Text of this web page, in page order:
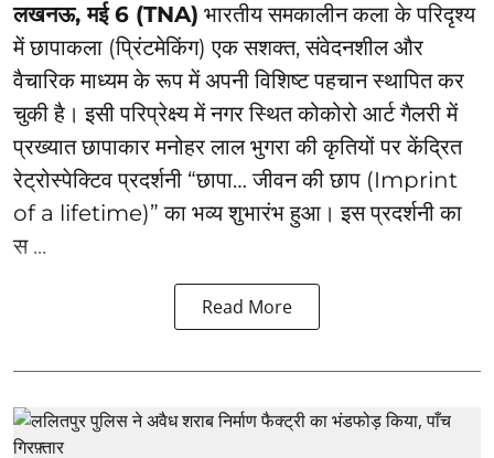
लखनऊ, मई 6 (TNA) भारतीय समकालीन कला के परिदृश्य
में छापाकला (प्रिंटमेकिंग) एक सशक्त, संवेदनशील और
वैचारिक माध्यम के रूप में अपनी विशिष्ट पहचान स्थापित कर
चुकी है। इसी परिप्रेक्ष्य में नगर स्थित कोकोरो आर्ट गैलरी में
प्रख्यात छापाकार मनोहर लाल भुगरा की कृतियों पर केंद्रित
रेट्रोस्पेक्टिव प्रदर्शनी “छापा… जीवन की छाप (Imprint
of a lifetime)” का भव्य शुभारंभ हुआ। इस प्रदर्शनी का
स ...
Read More